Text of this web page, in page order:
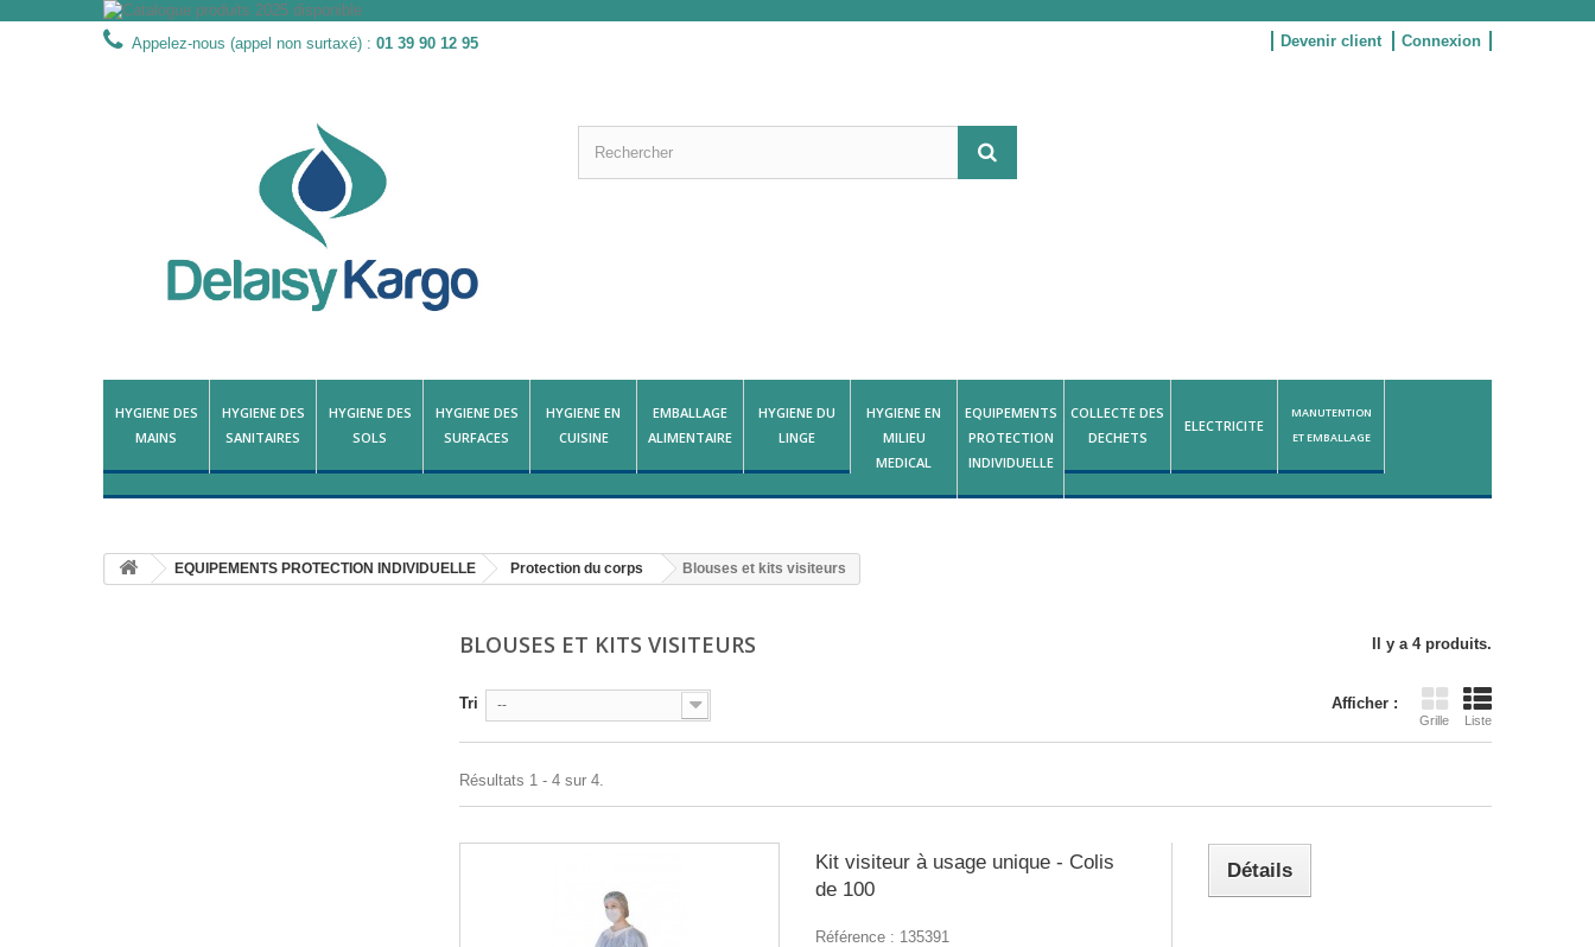
Connexion
Devenir client
Appelez-nous (appel non surtaxé) : 01 39 90 12 95
HYGIENE DES
MAINS
HYGIENE DES
SANITAIRES
HYGIENE DES
SOLS
HYGIENE DES
SURFACES
HYGIENE EN
CUISINE
EMBALLAGE
ALIMENTAIRE
HYGIENE DU
LINGE
HYGIENE EN
MILIEU
MEDICAL
EQUIPEMENTS
PROTECTION
INDIVIDUELLE
COLLECTE DES
DECHETS
ELECTRICITE
MANUTENTION
ET EMBALLAGE
EQUIPEMENTS PROTECTION INDIVIDUELLE Protection du corps Blouses et kits visiteurs
BLOUSES ET KITS VISITEURS Il y a 4 produits.
Afficher :
Grille Liste
Tri --
Résultats 1 - 4 sur 4.
Kit visiteur à usage unique - Colis
de 100
Référence : 135391
Détails